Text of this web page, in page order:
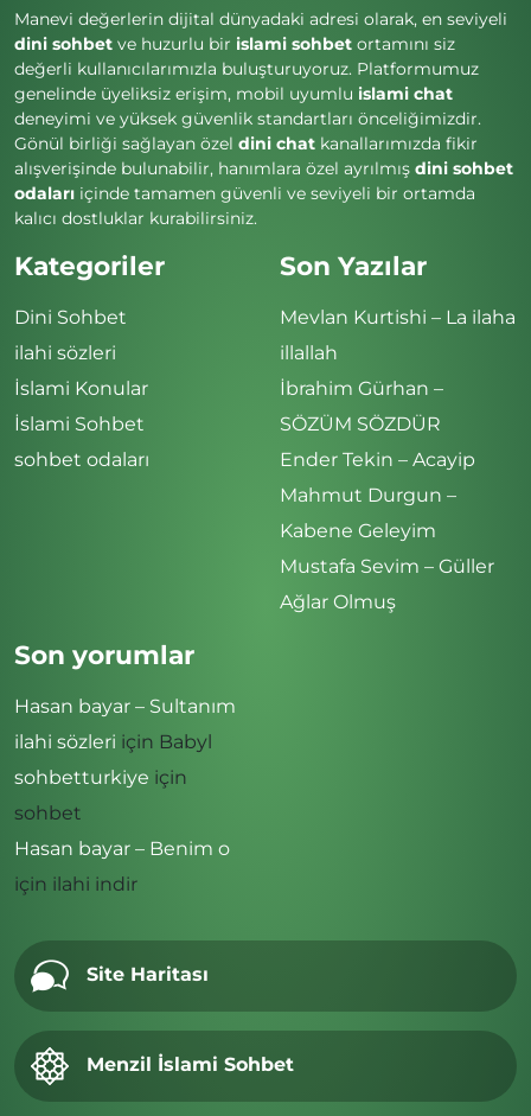
Manevi değerlerin dijital dünyadaki adresi olarak, en seviyeli
dini sohbet ve huzurlu bir islami sohbet ortamını siz
değerli kullanıcılarımızla buluşturuyoruz. Platformumuz
genelinde üyeliksiz erişim, mobil uyumlu islami chat
deneyimi ve yüksek güvenlik standartları önceliğimizdir.
Gönül birliği sağlayan özel dini chat kanallarımızda fikir
alışverişinde bulunabilir, hanımlara özel ayrılmış dini sohbet
odaları içinde tamamen güvenli ve seviyeli bir ortamda
kalıcı dostluklar kurabilirsiniz.
Kategoriler
Dini Sohbet
ilahi sözleri
İslami Konular
İslami Sohbet
sohbet odaları
Son Yazılar
Mevlan Kurtishi – La ilaha
illallah
İbrahim Gürhan –
SÖZÜM SÖZDÜR
Ender Tekin – Acayip
Mahmut Durgun –
Kabene Geleyim
Mustafa Sevim – Güller
Ağlar Olmuş
Son yorumlar
Hasan bayar – Sultanım
ilahi sözleri için Babyl
sohbetturkiye için
sohbet
Hasan bayar – Benim o
için ilahi indir
Site Haritası
Menzil İslami Sohbet